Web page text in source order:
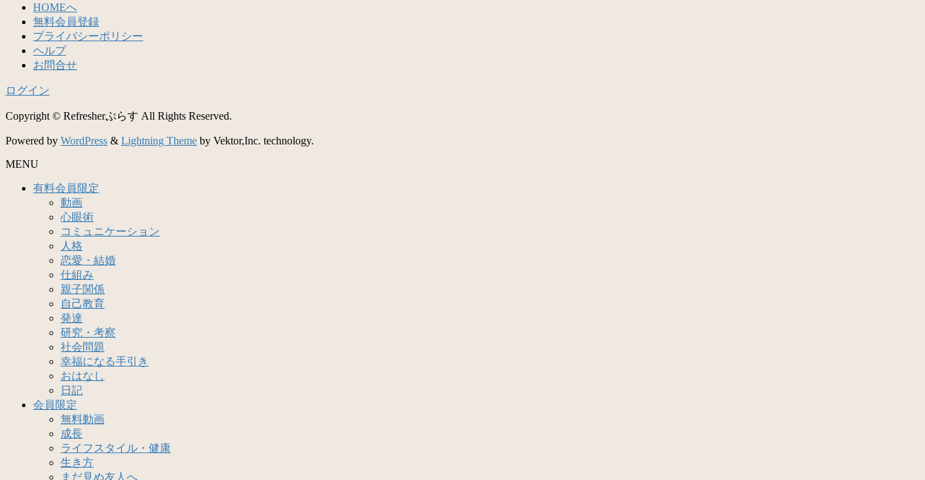
HOMEへ
無料会員登録
プライバシーポリシー
ヘルプ
お問合せ
ログイン
Copyright © Refresherぷらす All Rights Reserved.
Powered by WordPress & Lightning Theme by Vektor,Inc. technology.
MENU
有料会員限定
動画
心眼術
コミュニケーション
人格
恋愛・結婚
仕組み
親子関係
自己教育
発達
研究・考察
社会問題
幸福になる手引き
おはなし
日記
会員限定
無料動画
成長
ライフスタイル・健康
生き方
まだ見ぬ友人へ